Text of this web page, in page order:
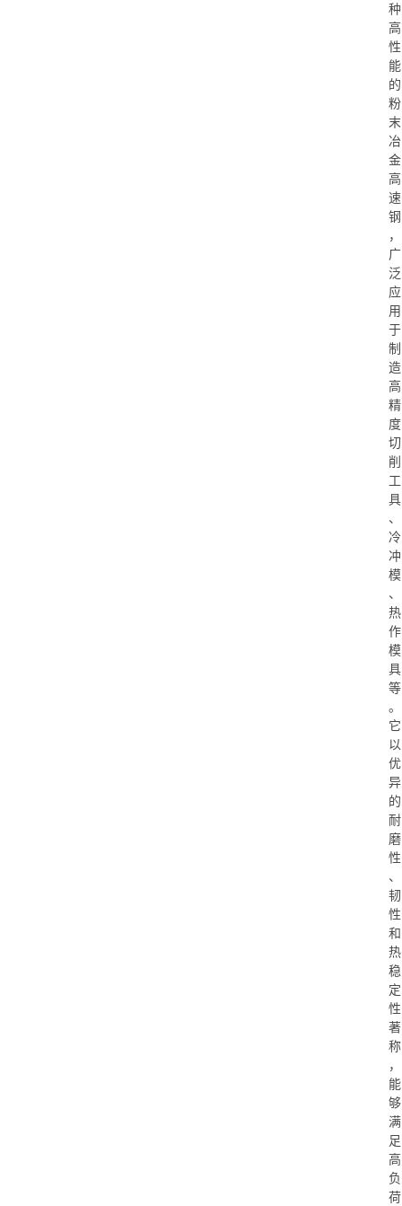
种
高
性
能
的
粉
末
冶
金
高
速
钢
，
广
泛
应
用
于
制
造
高
精
度
切
削
工
具
、
冷
冲
模
、
热
作
模
具
等
。
它
以
优
异
的
耐
磨
性
、
韧
性
和
热
稳
定
性
著
称
，
能
够
满
足
高
负
荷